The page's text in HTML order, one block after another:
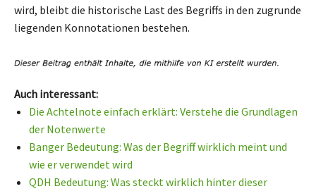
wird, bleibt die historische Last des Begriffs in den zugrunde
liegenden Konnotationen bestehen.
Auch interessant:
Die Achtelnote einfach erklärt: Verstehe die Grundlagen
der Notenwerte
Banger Bedeutung: Was der Begriff wirklich meint und
wie er verwendet wird
QDH Bedeutung: Was steckt wirklich hinter dieser